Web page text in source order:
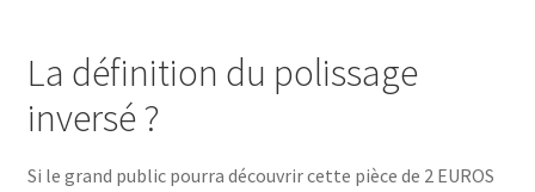
La définition du polissage
inversé ?
Si le grand public pourra découvrir cette pièce de 2 EUROS